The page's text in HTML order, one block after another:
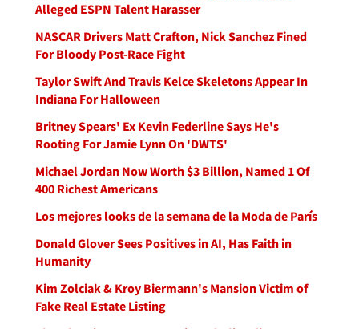
Alleged ESPN Talent Harasser
NASCAR Drivers Matt Crafton, Nick Sanchez Fined
For Bloody Post-Race Fight
Taylor Swift And Travis Kelce Skeletons Appear In
Indiana For Halloween
Britney Spears' Ex Kevin Federline Says He's
Rooting For Jamie Lynn On 'DWTS'
Michael Jordan Now Worth $3 Billion, Named 1 Of
400 Richest Americans
Los mejores looks de la semana de la Moda de París
Donald Glover Sees Positives in AI, Has Faith in
Humanity
Kim Zolciak & Kroy Biermann's Mansion Victim of
Fake Real Estate Listing